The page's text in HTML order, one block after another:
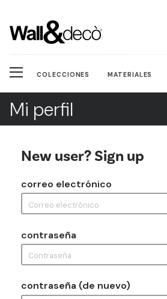
COLECCIONES MATERIALES
Mi perfil
New user? Sign up
correo electrónico
contraseña
contraseña (de nuevo)